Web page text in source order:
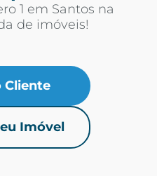
1 em Santos na
de imóveis!
Cliente
Imóvel